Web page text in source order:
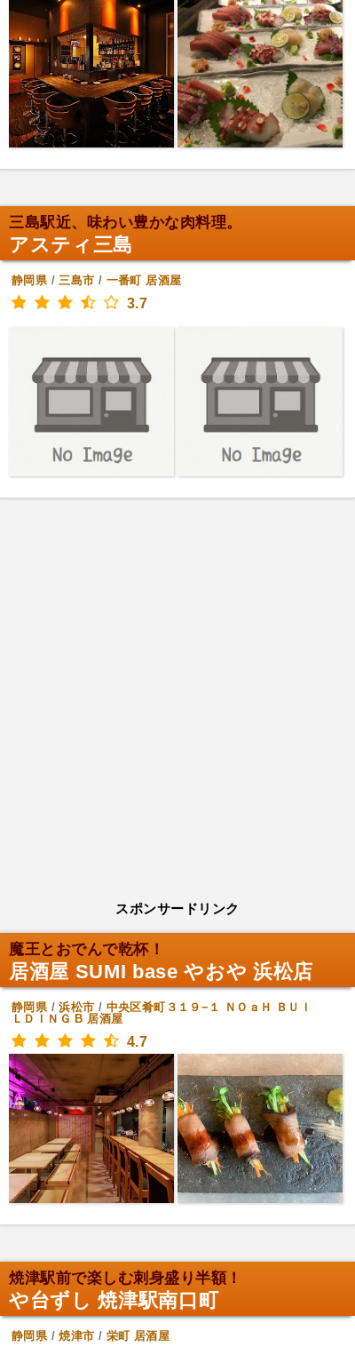
三島駅近、味わい豊かな肉料理。
アスティ三島
静岡県/三島市 / 一番町 居酒屋
3.7
スポンサードリンク
魔王とおでんで乾杯！
居酒屋 SUMI base やおや 浜松店
静岡県/浜松市 / 中央区肴町３１９−１ ＮＯａＨ ＢＵＩ
ＬＤＩＮＧ B 居酒屋
4.7
焼津駅前で楽しむ刺身盛り半額！
や台ずし 焼津駅南口町
静岡県/焼津市 / 栄町 居酒屋